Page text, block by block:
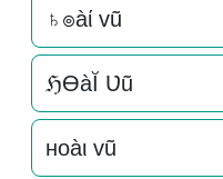
♄๏àί vũ
ℌƟàĬ Ʋũ
нoàι vũ